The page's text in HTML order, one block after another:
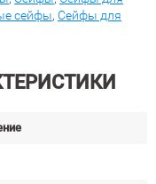
сейфы, Сейфы для